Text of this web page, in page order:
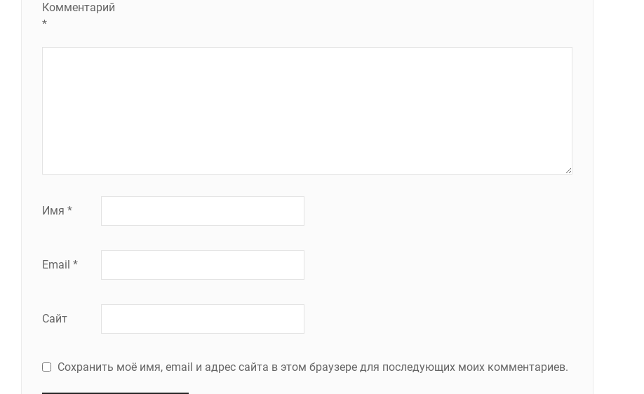
Комментарий
*
Имя *
Email *
Сайт
Сохранить моё имя, email и адрес сайта в этом браузере для последующих моих комментариев.